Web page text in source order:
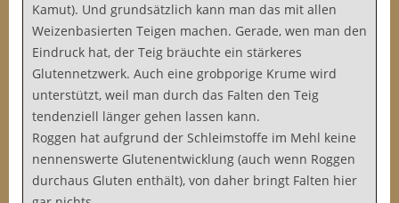
Kamut). Und grundsätzlich kann man das mit allen
Weizenbasierten Teigen machen. Gerade, wen man den
Eindruck hat, der Teig bräuchte ein stärkeres
Glutennetzwerk. Auch eine grobporige Krume wird
unterstützt, weil man durch das Falten den Teig
tendenziell länger gehen lassen kann.
Roggen hat aufgrund der Schleimstoffe im Mehl keine
nennenswerte Glutenentwicklung (auch wenn Roggen
durchaus Gluten enthält), von daher bringt Falten hier